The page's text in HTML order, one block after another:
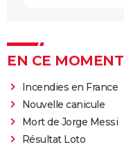
EN CE MOMENT
Incendies en France
Nouvelle canicule
Mort de Jorge Messi
Résultat Loto